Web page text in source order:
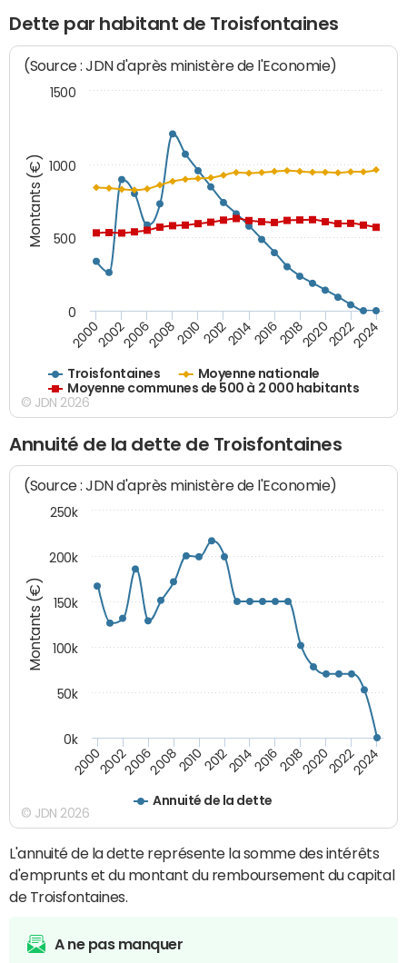
Dette par habitant de Troisfontaines
Montants (€)
(Source : JDN d'après ministère de l'Economie)
Troisfontaines
Moyenne nationale
Moyenne communes de 500 à 2 000 habitants
200020022006200820102012201420162018202020222024
0
500
1000
1500
© JDN 2026
Annuité de la dette de Troisfontaines
Montants (€)
(Source : JDN d'après ministère de l'Economie)
Annuité de la dette
200020022006200820102012201420162018202020222024
0k
50k
100k
150k
200k
250k
© JDN 2026
L'annuité de la dette représente la somme des intérêts
d'emprunts et du montant du remboursement du capital
de Troisfontaines.
A ne pas manquer